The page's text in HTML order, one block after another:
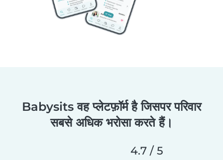
Babysits वह प्लेटफ़ॉर्म है जिसपर परिवार
सबसे अधिक भरोसा करते हैं।
4.7 / 5